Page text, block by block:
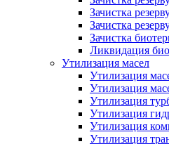
Зачистка
Зачистка
Зачистка
Ликвидация
Утилизация масел
Утилизация
Утилизация
Утилизация
Утилизация
Утилизация
Утилизация